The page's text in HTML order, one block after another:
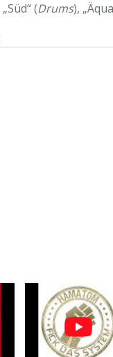
„Süd“ (Drums),